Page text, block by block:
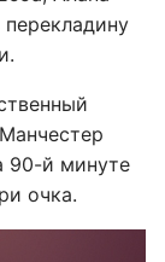
90-й минуте
очка.